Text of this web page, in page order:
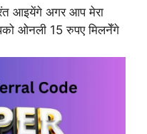
आइयेंगे अगर आप मेरा
ओनली 15 रुपए मिलनेँगे